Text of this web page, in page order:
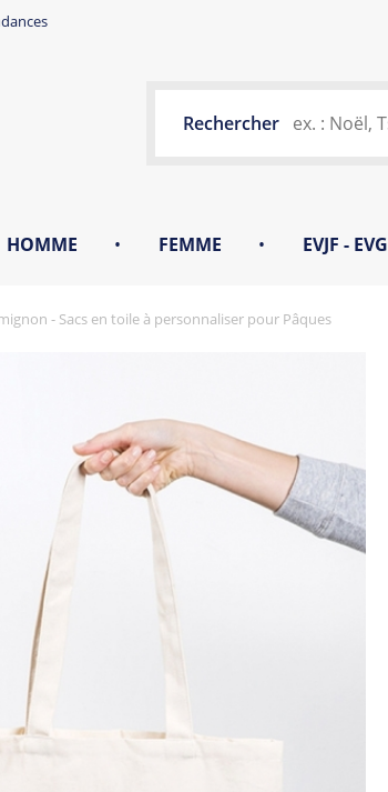
Rechercher
HOMME • FEMME • EVJF - EVG
- Sacs en toile à personnaliser pour Pâques